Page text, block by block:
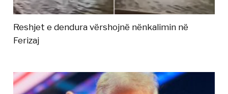
Reshjet e dendura vërshojnë nënkalimin në
Ferizaj